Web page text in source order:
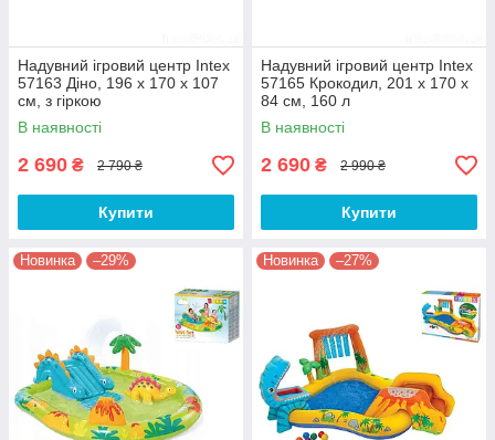
Надувний ігровий центр Intex
57163 Діно, 196 x 170 x 107
см, з гіркою
В наявності
2 690 ₴ 2 790 ₴
Купити
Надувний ігровий центр Intex
57165 Крокодил, 201 х 170 х
84 см, 160 л
В наявності
2 690 ₴ 2 990 ₴
Купити
Новинка –29% Новинка –27%